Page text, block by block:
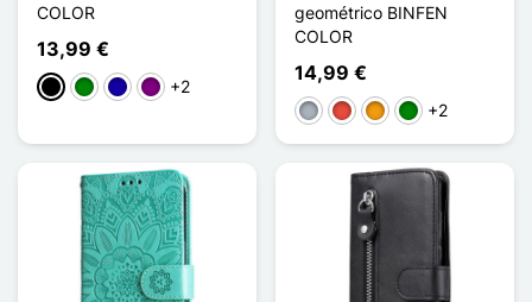
COLOR
13,99 €
NegroVerdeAzul oscuro
Púrpura
+2
geométrico BINFEN
COLOR
14,99 €
Gris RojoNaranjaVerde
+2